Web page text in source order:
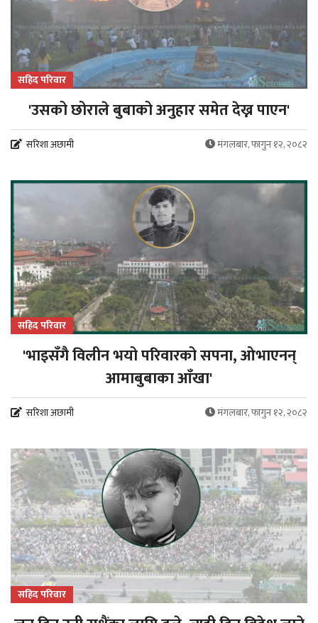
सहिद परिवार
'उसको छोराले बुबाको अनुहार समेत देख्न पाएन'
सरिशा अछामी मंगलबार, फागुन १२, २०८२
सहिद परिवार
'भाइसँगै विलीन भयो परिवारको सपना, ओभाएनन्
आमाबुबाका आँखा'
सरिशा अछामी मंगलबार, फागुन १२, २०८२
सहिद परिवार